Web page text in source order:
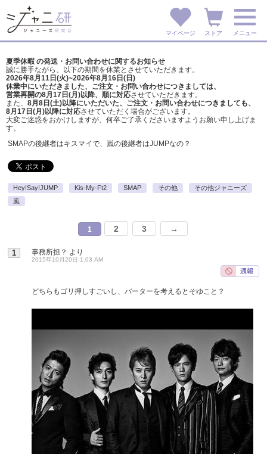
マイページ ストア メニュー
夏季休暇 の発送・お問い合わせに関するお知らせ
誠に勝手ながら、以下の期間を休業とさせていただきます。
2026年8月11日(火)~2026年8月16日(日)
休業中にいただきました、ご注文・お問い合わせにつきましては、
営業再開の8月17日(月)以降、順に対応させていただきます。
また、 8月8日(土)以降にいただいた、ご注文・ お問い合わせにつきましても、
8月17日(月)以降に対応させていただく場合がございます。
大変ご迷惑をおかけしますが、 何卒ご了承くださいますようお願い申し上げま
す。
SMAPの後継者はキスマイで、嵐の後継者はJUMPなの？
Hey!Say!JUMP Kis-My-Ft2 SMAP その他
その他ジャニーズ
嵐
1 2 3 →
1 事務所担？ より
2015年10月20日 1:03 AM
どちらもゴリ押しすごいし、バーターを考えるとそゆこと？